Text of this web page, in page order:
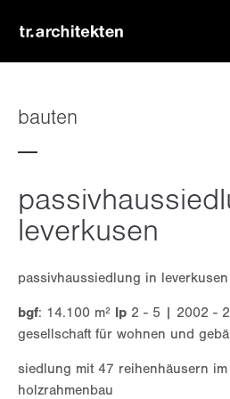
passwort
support
lorem ipsum dolor sit amet:
bauten
leverkusen
passivhaussiedlung in leverkusen
bgf: 14.100 m² lp 2 - 5 | 2002 -
gesellschaft für wohnen und
siedlung mit 47 reihenhäusern
holzrahmenbau